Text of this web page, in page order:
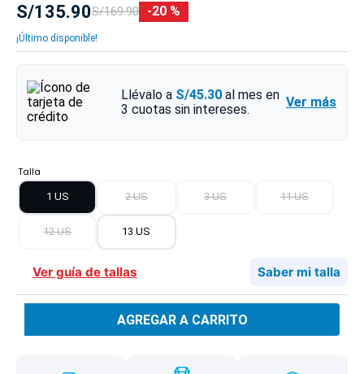
S/135.90S/169.90 20 %
¡Último disponible!
Llévalo a S/45.30 al mes en
3 cuotas sin intereses. Ver más
Talla
1 US 2 US 3 US 11 US
12 US 13 US
Ver guía de tallas Saber mi talla
AGREGAR A CARRITO